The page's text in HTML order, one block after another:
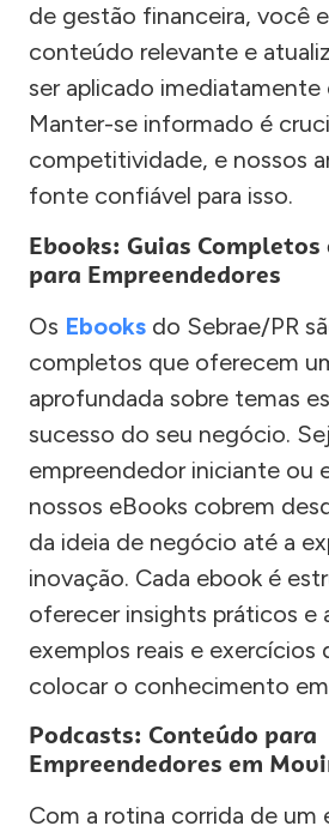
de gestão financeira, você
conteúdo relevante e
ser aplicado imediatamente
Manter-se informado é
competitividade, e nossos
fonte confiável para isso.
Ebooks: Guias
para Empreendedores
Os Ebooks do Sebrae/PR
completos que oferecem
aprofundada sobre temas
sucesso do seu negócio.
empreendedor iniciante ou
nossos eBooks cobrem
da ideia de negócio até a
inovação. Cada ebook é
oferecer insights práticos e
exemplos reais e exercícios
colocar o conhecimento
Podcasts: Conteúdo para
Empreendedores em
Com a rotina corrida de um